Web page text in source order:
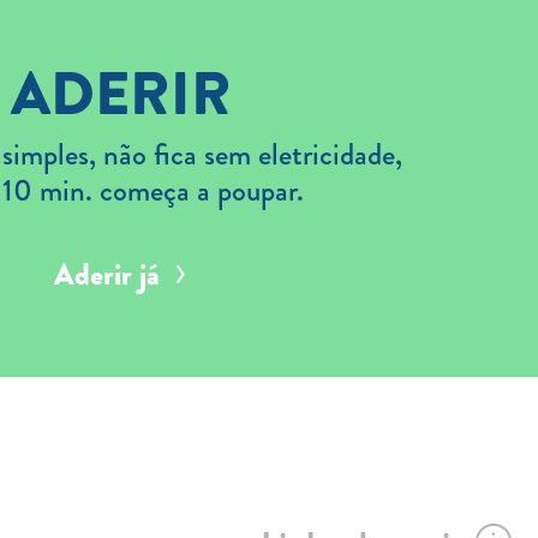
ADERIR
não fica sem eletricidade,
min. começa a poupar.
Aderir já